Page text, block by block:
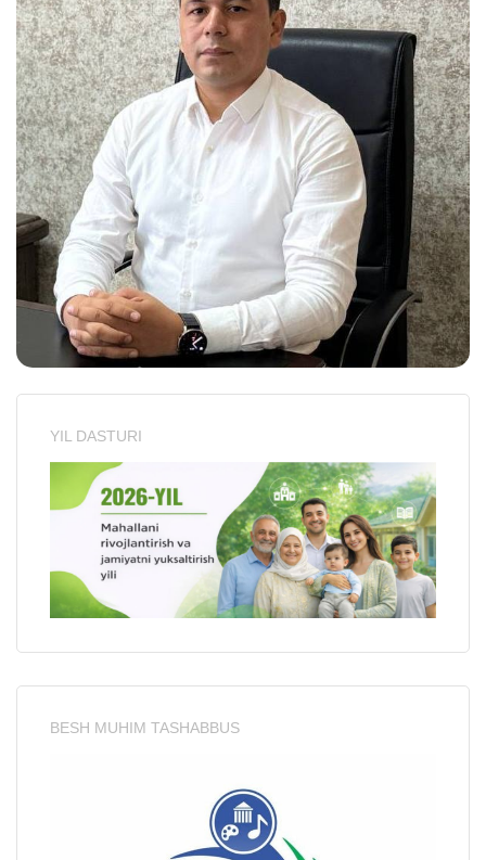
YIL DASTURI
BESH MUHIM TASHABBUS